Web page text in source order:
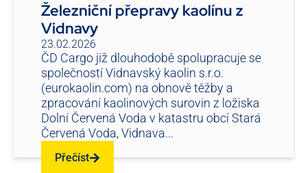
Železniční přepravy kaolínu z
Vidnavy
23.02.2026
ČD Cargo již dlouhodobě spolupracuje se
společností Vidnavský kaolin s.r.o.
(eurokaolin.com) na obnově těžby a
zpracování kaolinových surovin z ložiska
Dolní Červená Voda v katastru obcí Stará
Červená Voda, Vidnava...
Přečíst